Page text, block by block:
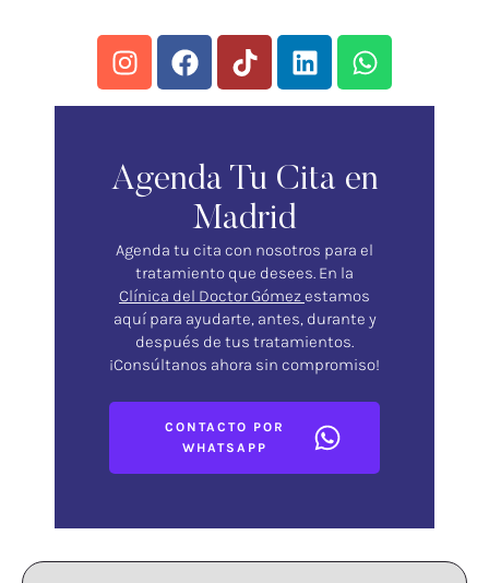
Agenda Tu Cita en
Madrid
Agenda tu cita con nosotros para el
tratamiento que desees. En la
Clínica del Doctor Gómezestamos
aquí para ayudarte, antes, durante y
después de tus tratamientos.
¡Consúltanos ahora sin compromiso!
CONTACTO POR
WHATSAPP